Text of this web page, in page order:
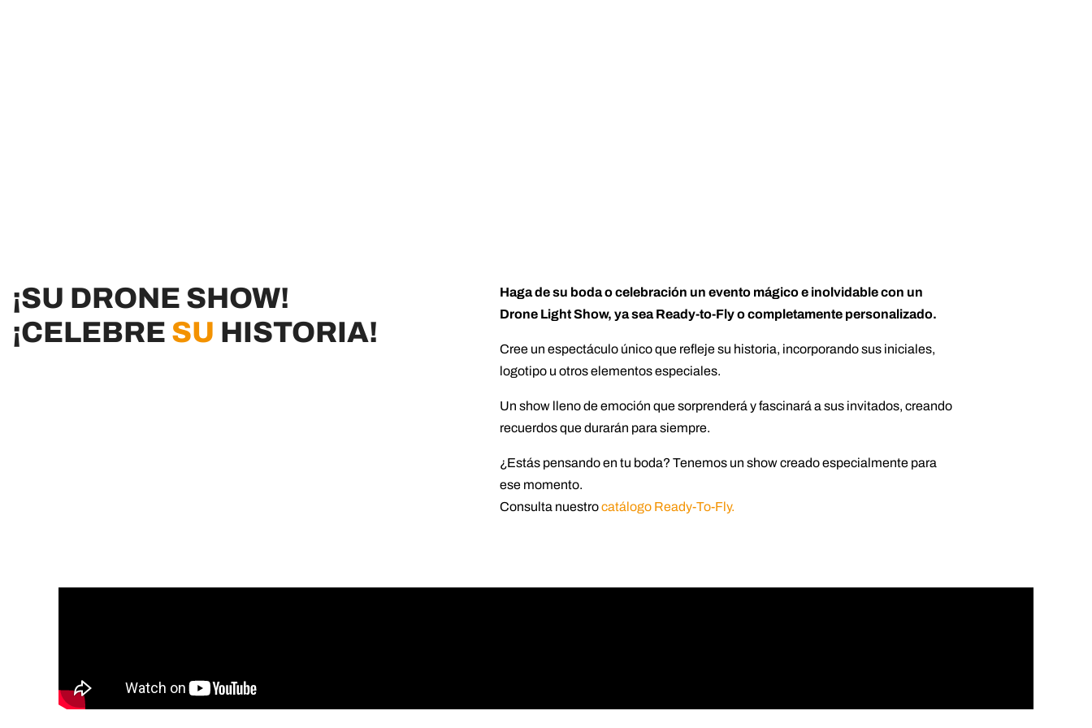
¡SU DRONE SHOW!
¡CELEBRE SU HISTORIA!
Haga de su boda o celebración un evento mágico e inolvidable con un
Drone Light Show, ya sea Ready-to-Fly o completamente personalizado.
Cree un espectáculo único que refleje su historia, incorporando sus iniciales,
logotipo u otros elementos especiales.
Un show lleno de emoción que sorprenderá y fascinará a sus invitados, creando
recuerdos que durarán para siempre.
¿Estás pensando en tu boda? Tenemos un show creado especialmente para
ese momento.
Consulta nuestrocatálogo Ready-To-Fly.